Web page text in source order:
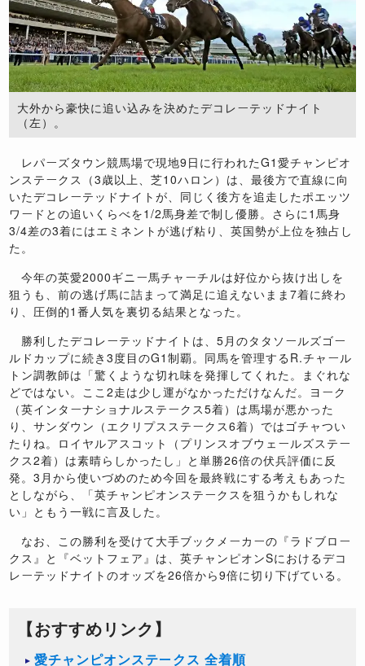
大外から豪快に追い込みを決めたデコレーテッドナイト
（左）。
レパーズタウン競馬場で現地9日に行われたG1愛チャンピオ
ンステークス（3歳以上、芝10ハロン）は、最後方で直線に向
いたデコレーテッドナイトが、同じく後方を追走したポエッツ
ワードとの追いくらべを1/2馬身差で制し優勝。さらに1馬身
3/4差の3着にはエミネントが逃げ粘り、英国勢が上位を独占し
た。
今年の英愛2000ギニー馬チャーチルは好位から抜け出しを
狙うも、前の逃げ馬に詰まって満足に追えないまま7着に終わ
り、圧倒的1番人気を裏切る結果となった。
勝利したデコレーテッドナイトは、5月のタタソールズゴー
ルドカップに続き3度目のG1制覇。同馬を管理するR.チャール
トン調教師は「驚くような切れ味を発揮してくれた。まぐれな
どではない。ここ2走は少し運がなかっただけなんだ。ヨーク
（英インターナショナルステークス5着）は馬場が悪かった
り、サンダウン（エクリプスステークス6着）ではゴチャつい
たりね。ロイヤルアスコット（プリンスオブウェールズステー
クス2着）は素晴らしかったし」と単勝26倍の伏兵評価に反
発。3月から使いづめのため今回を最終戦にする考えもあった
としながら、「英チャンピオンステークスを狙うかもしれな
い」ともう一戦に言及した。
なお、この勝利を受けて大手ブックメーカーの『ラドブロー
クス』と『ベットフェア』は、英チャンピオンSにおけるデコ
レーテッドナイトのオッズを26倍から9倍に切り下げている。
【おすすめリンク】
愛チャンピオンステークス 全着順